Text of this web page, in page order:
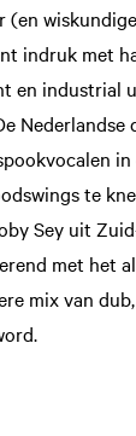
indruk met
en industrial
Nederlandse
te
Sey uit
met het
mix van